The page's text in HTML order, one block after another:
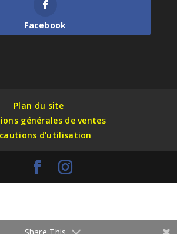
Facebook
Plan du site
générales de ventes
d’utilisation